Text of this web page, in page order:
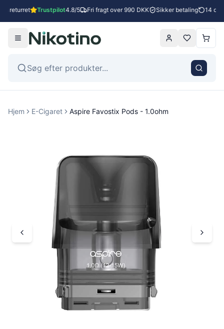
returret Trustpilot4.8/5 Fri fragt over 990 DKK Sikker betaling 14
Hjem E-Cigaret Aspire Favostix Pods - 1.0ohm